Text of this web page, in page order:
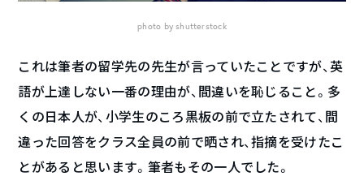
photo by shutterstock
これは筆者の留学先の先生が言っていたことですが、英
語が上達しない一番の理由が、間違いを恥じること。多
くの日本人が、小学生のころ黒板の前で立たされて、間
違った回答をクラス全員の前で晒され、指摘を受けたこ
とがあると思います。筆者もその一人でした。